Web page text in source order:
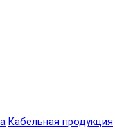
Кабельная продукция